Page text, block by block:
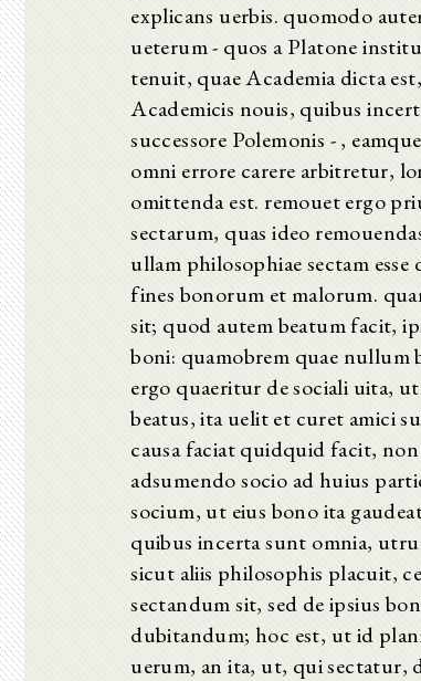
explicans uerbis. quomodo
ueterum - quos a Platone
tenuit, quae Academia dicta
Academicis nouis, quibus
successore Polemonis - ,
omni errore carere arbitretur,
omittenda est. remouet ergo
sectarum, quas ideo
ullam philosophiae sectam
fines bonorum et malorum.
sit; quod autem beatum facit,
boni: quamobrem quae nullum
ergo quaeritur de sociali uita,
beatus, ita uelit et curet amici
causa faciat quidquid facit,
adsumendo socio ad huius
socium, ut eius bono ita
quibus incerta sunt omnia,
sicut aliis philosophis placuit,
sectandum sit, sed de ipsius
dubitandum; hoc est, ut id
uerum, an ita, ut, qui sectatur,